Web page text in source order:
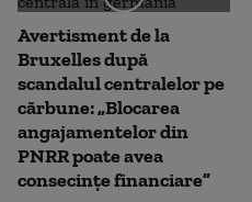
Avertisment de la
Bruxelles după
scandalul centralelor pe
cărbune: „Blocarea
angajamentelor din
PNRR poate avea
consecințe financiare”